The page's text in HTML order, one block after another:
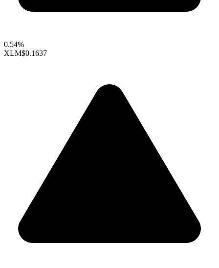
0.54%
XLM$0.1637